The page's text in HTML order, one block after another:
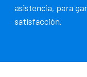
asistencia, para
satisfacción.